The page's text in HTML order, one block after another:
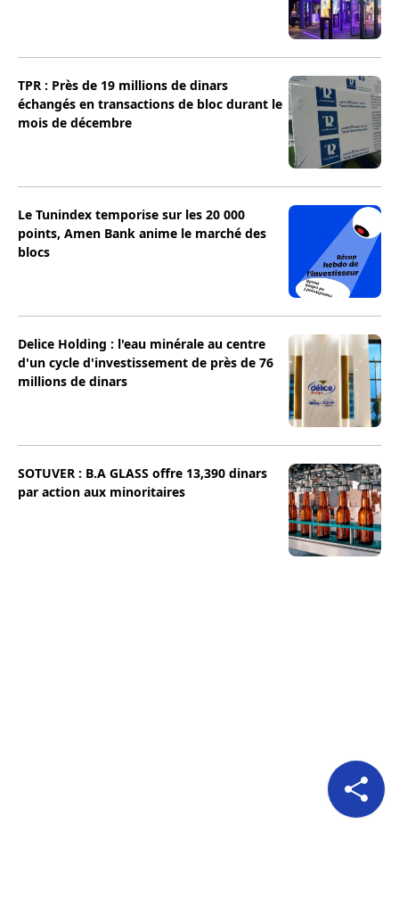
TPR : Près de 19 millions de dinars
échangés en transactions de bloc durant le
mois de décembre
Le Tunindex temporise sur les 20 000
points, Amen Bank anime le marché des
blocs
Delice Holding : l'eau minérale au centre
d'un cycle d'investissement de près de 76
millions de dinars
SOTUVER : B.A GLASS offre 13,390 dinars
par action aux minoritaires